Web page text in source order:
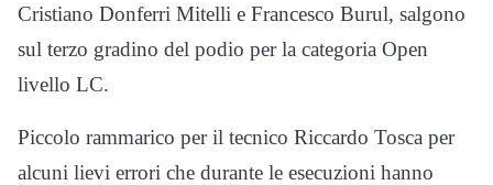
Cristiano Donferri Mitelli e Francesco Burul, salgono
sul terzo gradino del podio per la categoria Open
livello LC.
Piccolo rammarico per il tecnico Riccardo Tosca per
alcuni lievi errori che durante le esecuzioni hanno